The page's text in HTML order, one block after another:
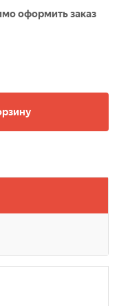
оформить заказ